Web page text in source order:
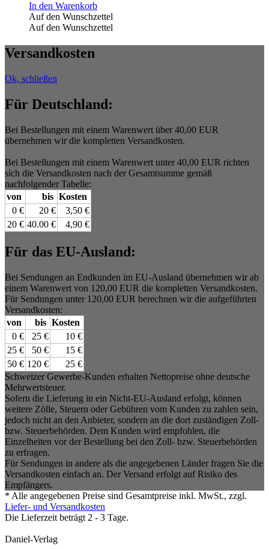
In den Warenkorb
Auf den Wunschzettel
Auf den Wunschzettel
Versandkosten
Ok, schließen
Für Deutschland:
Bei Bestellungen mit einem Warenwert über 40,00 EUR
übernehmen wir die kompletten Versandkosten.
Bei Bestellungen mit einem Warenwert unter 40,00 EUR richten
sich die Versandkosten nach der Gesamtsumme gemäß
nachfolgender Tabelle:
von
bis Kosten
0 €
20 €
3,50 €
20 € 40.00 € 4,90 €
Für das EU-Ausland:
Bei Sendungen an Endkunden im EU-Ausland übernehmen wir ab
einem Warenwert von 120,00 EUR die kompletten Versandkosten.
Für Sendungen unter 120,00 EUR berechnen wir die aufgeführten
Versandkosten:
von
bis Kosten
0 €
25 €
10 €
25 €
50 €
15 €
50 € 120 €
25 €
Schweizer Gewerbe-Kunden erhalten Nettopreise ohne deutsche
Mehrwertsteuer.
Sofern die Lieferung in ein Nicht-EU-Ausland erfolgt, können
weitere Zölle, Steuern oder Gebühren vom Kunden zu zahlen sein,
jedoch nicht an den Anbieter, sondern an die dort zuständigen Zoll-
bzw. Steuerbehörden. Dem Kunden wird empfohlen, die
Einzelheiten vor der Bestellung bei den Zoll- bzw. Steuerbehörden
zu erfragen.
Für Sendungen in andere als die angegebenen Länder fragen Sie die
Versandkosten einfach an. Der Versand erfolgt auf Risiko des
Empfängers.
* Alle angegebenen Preise sind Gesamtpreise inkl. MwSt., zzgl.
Liefer- und Versandkosten
Die Lieferzeit beträgt 2 - 3 Tage.
Daniel-Verlag